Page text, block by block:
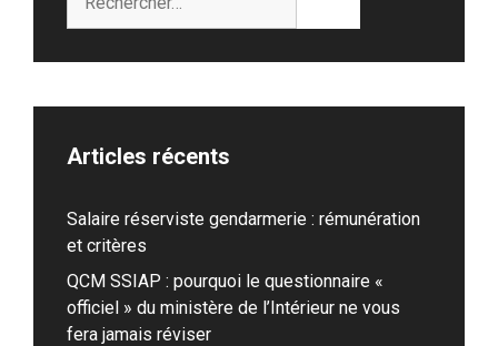
Articles récents
Salaire réserviste gendarmerie : rémunération
et critères
QCM SSIAP : pourquoi le questionnaire «
officiel » du ministère de l’Intérieur ne vous
fera jamais réviser